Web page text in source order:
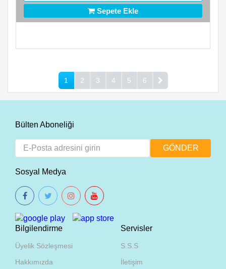
Sepete Ekle
1 2 3 4 5 6
Bülten Aboneliği
Sosyal Medya
Bilgilendirme
Üyelik Sözleşmesi
Hakkımızda
Servisler
S.S.S
İletişim